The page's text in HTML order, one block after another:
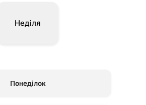
Неділя
Понеділок